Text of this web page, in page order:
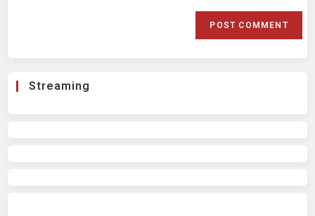
Streaming